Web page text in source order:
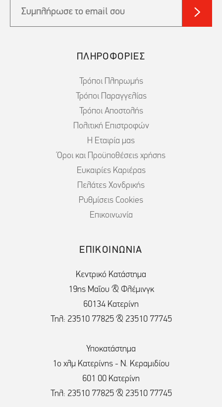
ΠΛΗΡΟΦΟΡΙΕΣ
Τρόποι Πληρωμής
Τρόποι Παραγγελίας
Τρόποι Αποστολής
Πολιτική Επιστροφών
Η Εταιρία μας
Όροι και Προϋποθέσεις χρήσης
Ευκαιρίες Καριέρας
Πελάτες Χονδρικής
Ρυθμίσεις Cookies
Επικοινωνία
ΕΠΙΚΟΙΝΩΝΙΑ
Κεντρικό Κατάστημα
19ης Μαΐου & Φλέμινγκ
60134 Κατερίνη
Τηλ: 23510 77825 & 23510 77745
Υποκατάστημα
1ο χλμ Κατερίνης - Ν. Κεραμιδίου
601 00 Κατερίνη
Τηλ: 23510 77825 & 23510 77745